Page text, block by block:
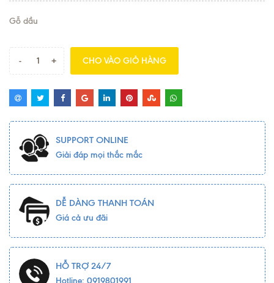
Gỗ dầu
- + CHO VÀO GIỎ HÀNG
SUPPORT ONLINE
Giải đáp mọi thắc mắc
DỄ DÀNG THANH TOÁN
Giá cả ưu đãi
HỖ TRỢ 24/7
Hotline: 0919801991